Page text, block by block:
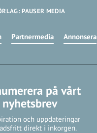
PAUSER MEDIA
Partnermedia Annonsera
på vårt
nyhetsbrev
och uppdateringar
direkt i inkorgen.